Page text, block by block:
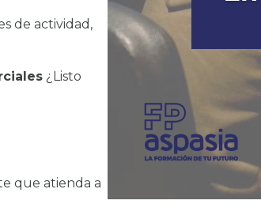
de actividad,
¿Listo
que atienda a